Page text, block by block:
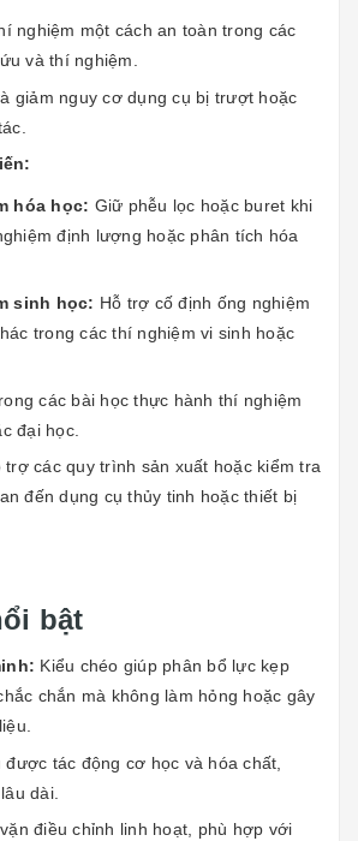
nghiệm một cách an toàn trong các
và thí nghiệm.
giảm nguy cơ dụng cụ bị trượt hoặc
hóa học: Giữ phễu lọc hoặc buret khi
định lượng hoặc phân tích hóa
sinh học: Hỗ trợ cố định ống nghiệm
trong các thí nghiệm vi sinh hoặc
các bài học thực hành thí nghiệm
đại học.
trợ các quy trình sản xuất hoặc kiểm tra
đến dụng cụ thủy tinh hoặc thiết bị
bật
Kiểu chéo giúp phân bổ lực kẹp
chắn mà không làm hỏng hoặc gây
được tác động cơ học và hóa chất,
dài.
điều chỉnh linh hoạt, phù hợp với